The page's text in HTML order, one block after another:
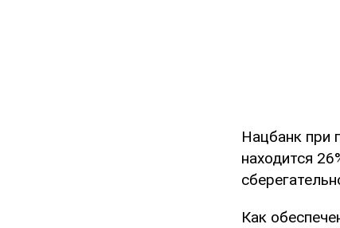
Нацбанк при
находится
Как